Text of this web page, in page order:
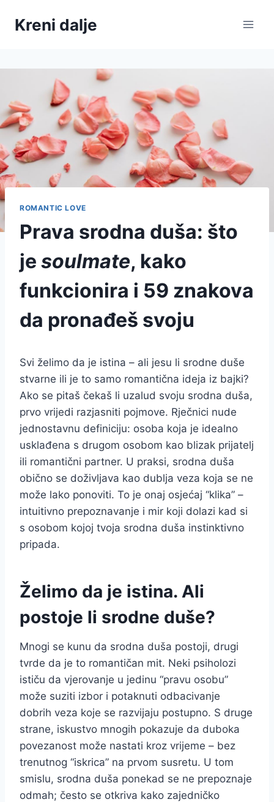
Kreni dalje
ROMANTIC LOVE
Prava srodna duša: što
je soulmate, kako
funkcionira i 59 znakova
da pronađeš svoju
Svi želimo da je istina – ali jesu li srodne duše
stvarne ili je to samo romantična ideja iz bajki?
Ako se pitaš čekaš li uzalud svoju srodna duša,
prvo vrijedi razjasniti pojmove. Rječnici nude
jednostavnu definiciju: osoba koja je idealno
usklađena s drugom osobom kao blizak prijatelj
ili romantični partner. U praksi, srodna duša
obično se doživljava kao dublja veza koja se ne
može lako ponoviti. To je onaj osjećaj “klika” –
intuitivno prepoznavanje i mir koji dolazi kad si
s osobom kojoj tvoja srodna duša instinktivno
pripada.
Želimo da je istina. Ali
postoje li srodne duše?
Mnogi se kunu da srodna duša postoji, drugi
tvrde da je to romantičan mit. Neki psiholozi
ističu da vjerovanje u jedinu “pravu osobu”
može suziti izbor i potaknuti odbacivanje
dobrih veza koje se razvijaju postupno. S druge
strane, iskustvo mnogih pokazuje da duboka
povezanost može nastati kroz vrijeme – bez
trenutnog “iskrica” na prvom susretu. U tom
smislu, srodna duša ponekad se ne prepoznaje
odmah; često se otkriva kako zajedničko